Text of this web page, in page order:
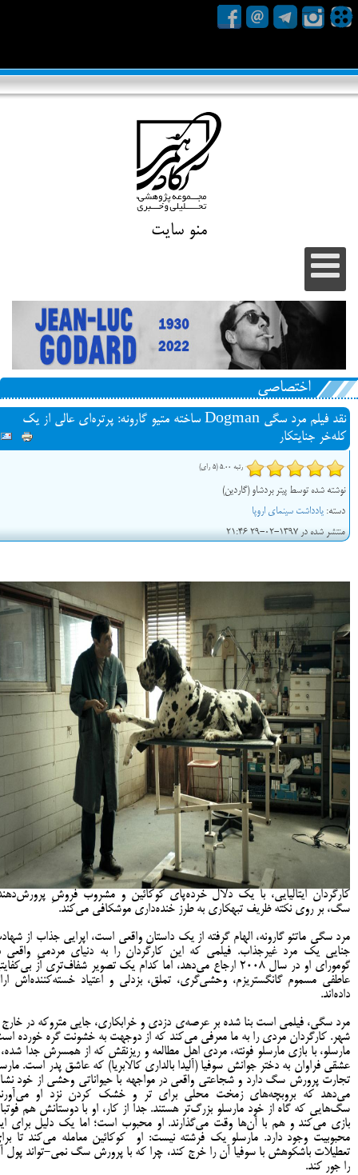
منو سایت
اختصاصی
نقد فیلم مرد سگی Dogman ساخته متیو گارونه: پرتره‌ای عالی از یک
کله‌خر جنایتکار
رتبه 5.00 (5 رای)
نوشته شده توسط پیتر بردشاو (گاردین)
دسته: یادداشت سینمای اروپا
منتشر شده در 1397-02-29 21:46
کارگردان ایتالیایی، با یک دلال خرده‌پای کوکائین و مشروب فروشِ
سگ، بر روی نکته ظریف تبهکاری به طرز خنده‌داری موشکافی می‌کند.
مرد سگی ماتئو گارونه، الهام گرفته از یک داستان واقعی است، اپرایی جذاب از
جنایی یک مرد غیرجذاب. فیلمی که این کارگردان را به دنیای مردمیِ واقعی
گومورای او در سال 2008 ارجاع می‌دهد، اما کدام یک تصویر شفاف‌تری از
عاطفی مسموم گانگستریزم، وحشی‌گری، تملق، بزدلی و اعتیاد خسته‌کننده‌اش
داده‌اند.
مرد سگی، فیلمی است بنا شده بر عرصه‌ی دزدی و خرابکاری، جایی متروکه در خارج
شهر. کارگردان مردی را به ما معرفی می‌کند که از دوجهت به خشونت گره خورده
مارسلو، با بازی مارسلو فونته، مردی اهل مطالعه و ریزنقش که از همسرش جدا شده،
عشقی فراوان به دختر جوانش سوفیا (آلیدا بالداری کالابریا) که عاشق پدر است.
تجارت پرورش سگ دارد و شجاعتی واقعی در مواجهه با حیواناتی وحشی از خود
می‌دهد که بروبچه‌های زمخت محلی برای تر و خشک کردن نزد او
سگ‌هایی که گاه از خود مارسلو بزرگ‌تر هستند. جدا از کار، او با دوستانش هم
بازی می‌کند و هم با آن‌ها وقت می‌گذارند. او محبوب است؛ اما یک دلیل برای
محبوبیت وجود دارد. مارسلو یک فرشته نیست: او کوکائین معامله می‌کند تا
تعطیلات باشکوهش با سوفیا آن را خرج کند، چرا که با پرورش سگ نمی-تواند پول
را جور کند.